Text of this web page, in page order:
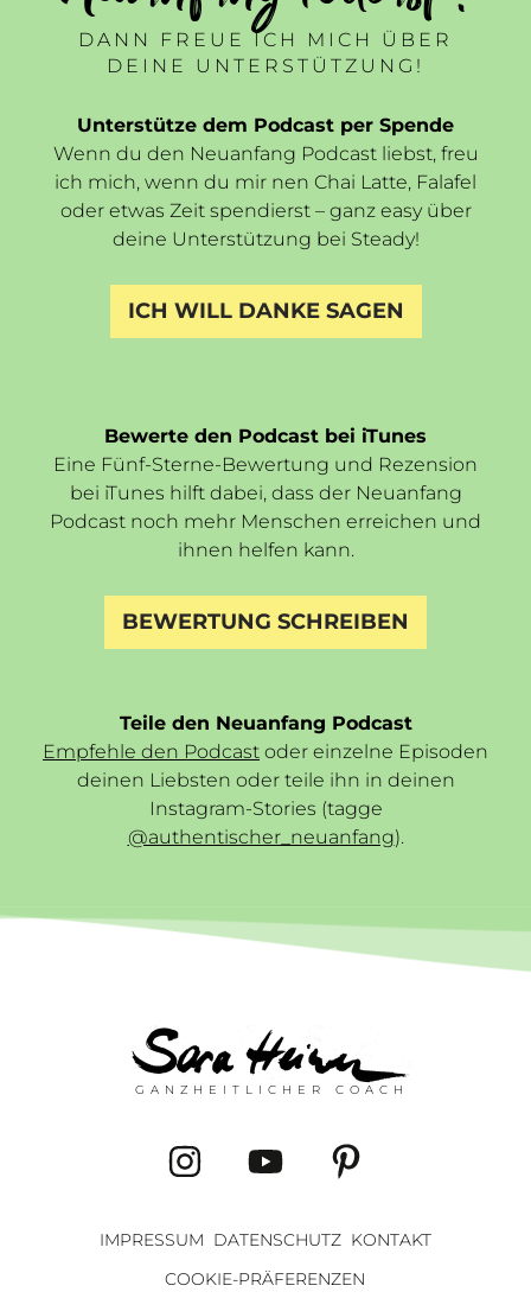
DANN FREUE ICH MICH ÜBER
DEINE UNTERSTÜTZUNG!
Unterstütze dem Podcast per Spende
Wenn du den Neuanfang Podcast liebst, freu
ich mich, wenn du mir nen Chai Latte, Falafel
oder etwas Zeit spendierst – ganz easy über
deine Unterstützung bei Steady!
ICH WILL DANKE SAGEN
Bewerte den Podcast bei iTunes
Eine Fünf-Sterne-Bewertung und Rezension
bei iTunes hilft dabei, dass der Neuanfang
Podcast noch mehr Menschen erreichen und
ihnen helfen kann.
BEWERTUNG SCHREIBEN
Teile den Neuanfang Podcast
Empfehle den Podcast oder einzelne Episoden
deinen Liebsten oder teile ihn in deinen
Instagram-Stories (tagge
@authentischer_neuanfang).
GANZHEITLICHER COACH
IMPRESSUM DATENSCHUTZ KONTAKT
COOKIE-PRÄFERENZEN